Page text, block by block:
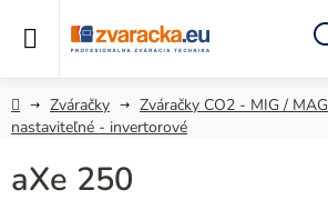
DomovZváračky Zváračky CO2 - MIG / MAG
nastaviteľné - invertorové
aXe 250